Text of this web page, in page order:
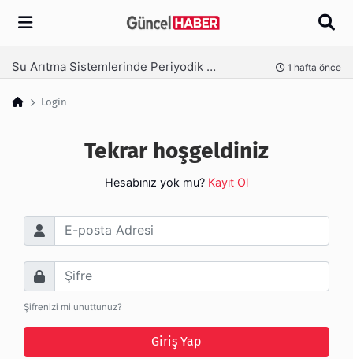
Arama
Su Arıtma Sistemlerinde Periyodik Bakım Neden Kritik? 1 hafta önce
Login
Tekrar hoşgeldiniz
Hesabınız yok mu? Kayıt Ol
E-posta Adresi
Şifre
Şifrenizi mi unuttunuz?
Giriş Yap